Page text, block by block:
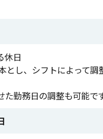
休日
とし、シフトによって調
た勤務日の調整も可能で